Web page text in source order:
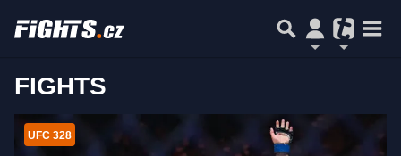
FIGHTS
UFC 328